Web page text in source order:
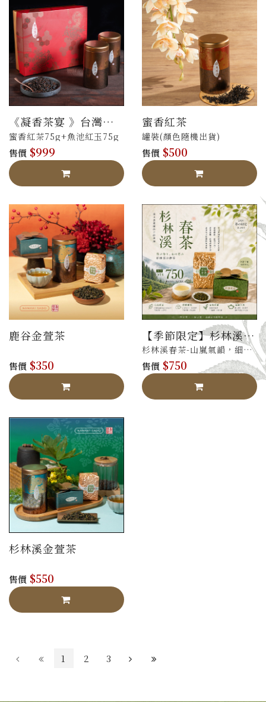
《凝香茶宴 》台灣紅
茶禮盒
蜜香紅茶75g+魚池紅玉75g
售價 $999
蜜香紅茶
罐裝(顏色隨機出貨)
售價 $500
鹿谷金萱茶
售價 $350
【季節限定】杉林溪
春茶
杉林溪春茶-山嵐氣韻，細緻
柔潤
售價 $750
杉林溪金萱茶
售價 $550
1 2 3